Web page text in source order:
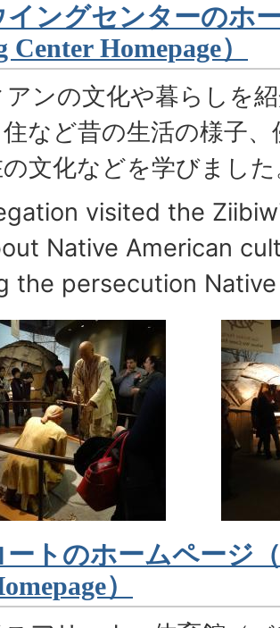
イングセンターのホ
Center Homepage）
ンの文化や暮らしを
など昔の生活の様子
文化などを学びまし
visited the
Native American
the persecution
ートのホームページ（
）